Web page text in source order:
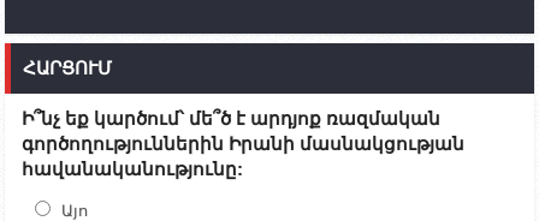
10:07 02.10.2023
09:38 02.10.2023
Խումբն Արցախում կմնա` մինչև զոհվածների
աճյունների ու անհետ կորածների
ՀԱՐՑՈՒՄ
Ի՞նչ եք կարծում՝ մե՞ծ է արդյոք ռազմական
գործողություններին Իրանի մասնակցության
հավանականությունը:
Այո